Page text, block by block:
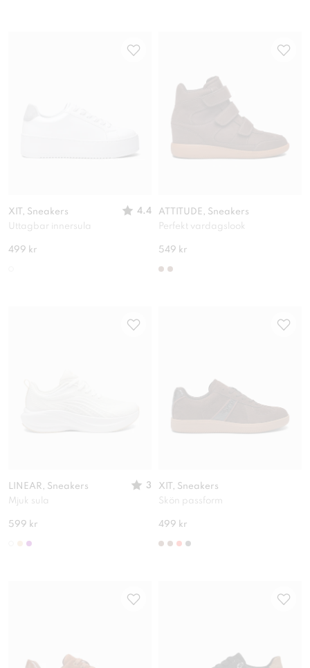
XIT, Sneakers
4.4
Uttagbar innersula
499 kr
ATTITUDE, Sneakers
Perfekt vardagslook
549 kr
LINEAR, Sneakers
3
Mjuk sula
599 kr
XIT, Sneakers
Skön passform
499 kr